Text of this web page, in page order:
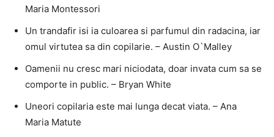
Maria Montessori
Un trandafir isi ia culoarea si parfumul din radacina, iar
omul virtutea sa din copilarie. – Austin O`Malley
Oamenii nu cresc mari niciodata, doar invata cum sa se
comporte in public. – Bryan White
Uneori copilaria este mai lunga decat viata. – Ana
Maria Matute